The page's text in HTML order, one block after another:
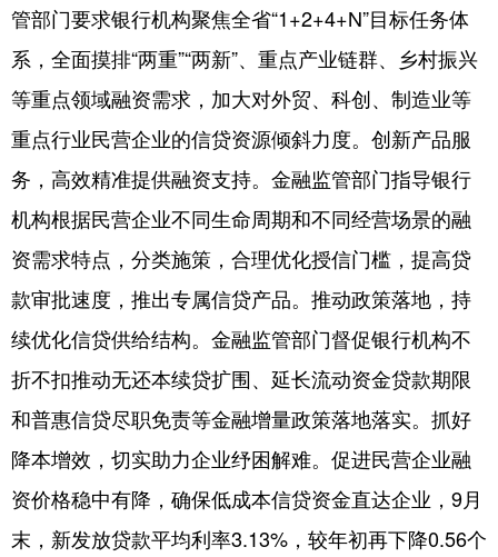
贵州 云南 西藏
陕西 甘肃 青海
宁夏 新疆 内蒙古
多语种频道
English Español Français
عربى Русский язык
日本語 한국어 Deutsch
Português
管部门要求银行机构聚焦全省“1+2+4+N”目标任务体
系，全面摸排“两重”“两新”、重点产业链群、乡村振兴
等重点领域融资需求，加大对外贸、科创、制造业等
重点行业民营企业的信贷资源倾斜力度。创新产品服
务，高效精准提供融资支持。金融监管部门指导银行
机构根据民营企业不同生命周期和不同经营场景的融
资需求特点，分类施策，合理优化授信门槛，提高贷
款审批速度，推出专属信贷产品。推动政策落地，持
续优化信贷供给结构。金融监管部门督促银行机构不
折不扣推动无还本续贷扩围、延长流动资金贷款期限
和普惠信贷尽职免责等金融增量政策落地落实。抓好
降本增效，切实助力企业纾困解难。促进民营企业融
资价格稳中有降，确保低成本信贷资金直达企业，9月
末，新发放贷款平均利率3.13%，较年初再下降0.56个